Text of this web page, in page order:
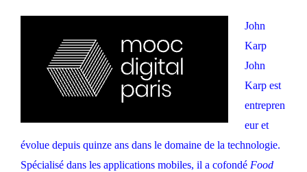
John
Karp
John
Karp est
entrepren
eur et
évolue depuis quinze ans dans le domaine de la technologie.
Spécialisé dans les applications mobiles, il a cofondé Food